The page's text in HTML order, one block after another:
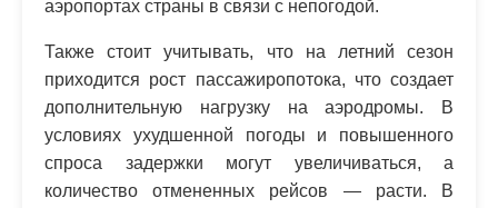
аэропортах страны в связи с непогодой.
Также стоит учитывать, что на летний сезон
приходится рост пассажиропотока, что создает
дополнительную нагрузку на аэродромы. В
условиях ухудшенной погоды и повышенного
спроса задержки могут увеличиваться, а
количество отмененных рейсов — расти. В